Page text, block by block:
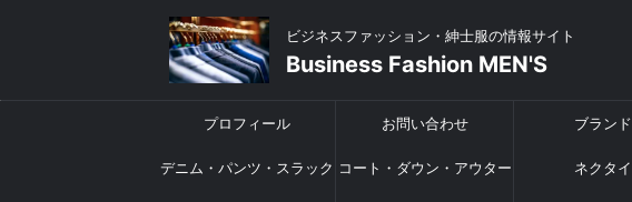
ビジネスファッション・紳士服の情報サイト
Business Fashion MEN'S
プロフィール お問い合わせ ブランド
デニム・パンツ・スラック コート・ダウン・アウター ネクタイ